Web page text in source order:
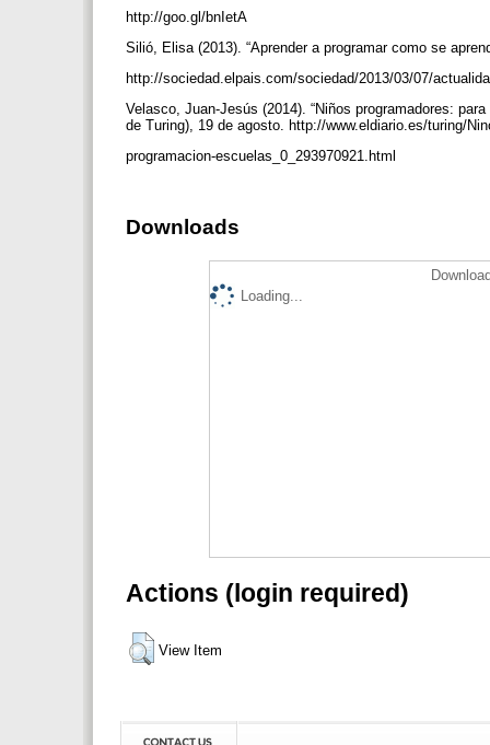
http://goo.gl/bnIetA
Silió, Elisa (2013). “Aprender a programar como se
http://sociedad.elpais.com/sociedad/2013/03/07/
Velasco, Juan-Jesús (2014). “Niños programadores:
de Turing), 19 de agosto. http://www.eldiario.es/turing/
programacion-escuelas_0_293970921.html
Downloads
Loading...
Actions (login required)
View Item